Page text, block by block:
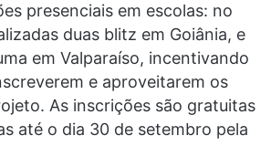
presenciais em escolas: no
duas blitz em Goiânia, e
em Valparaíso, incentivando
e aproveitarem os
As inscrições são gratuitas
até o dia 30 de setembro pela